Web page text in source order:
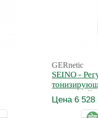
GERnetic
SEINO -
бюста
Цена 6 528